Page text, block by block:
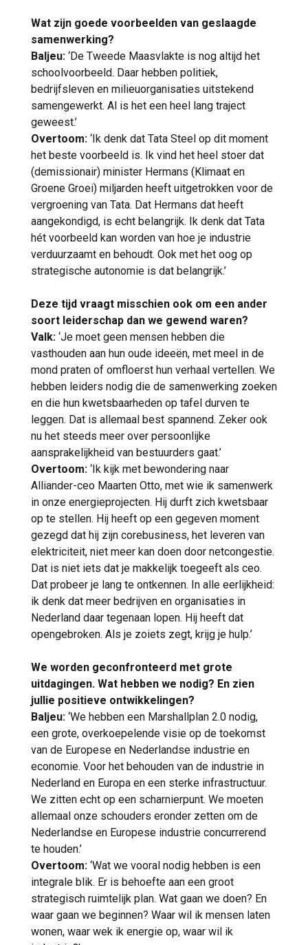
Wat zijn goede voorbeelden van geslaagde
samenwerking?
Baljeu: ‘De Tweede Maasvlakte is nog altijd het
schoolvoorbeeld. Daar hebben politiek,
bedrijfsleven en milieuorganisaties uitstekend
samengewerkt. Al is het een heel lang traject
geweest.’
Overtoom: ‘Ik denk dat Tata Steel op dit moment
het beste voorbeeld is. Ik vind het heel stoer dat
(demissionair) minister Hermans (Klimaat en
Groene Groei) miljarden heeft uitgetrokken voor de
vergroening van Tata. Dat Hermans dat heeft
aangekondigd, is echt belangrijk. Ik denk dat Tata
hét voorbeeld kan worden van hoe je industrie
verduurzaamt en behoudt. Ook met het oog op
strategische autonomie is dat belangrijk.’
Deze tijd vraagt misschien ook om een ander
soort leiderschap dan we gewend waren?
Valk: ‘Je moet geen mensen hebben die
vasthouden aan hun oude ideeën, met meel in de
mond praten of omfloerst hun verhaal vertellen. We
hebben leiders nodig die de samenwerking zoeken
en die hun kwetsbaarheden op tafel durven te
leggen. Dat is allemaal best spannend. Zeker ook
nu het steeds meer over persoonlijke
aansprakelijkheid van bestuurders gaat.’
Overtoom: ‘Ik kijk met bewondering naar
Alliander-ceo Maarten Otto, met wie ik samenwerk
in onze energieprojecten. Hij durft zich kwetsbaar
op te stellen. Hij heeft op een gegeven moment
gezegd dat hij zijn corebusiness, het leveren van
elektriciteit, niet meer kan doen door netcongestie.
Dat is niet iets dat je makkelijk toegeeft als ceo.
Dat probeer je lang te ontkennen. In alle eerlijkheid:
ik denk dat meer bedrijven en organisaties in
Nederland daar tegenaan lopen. Hij heeft dat
opengebroken. Als je zoiets zegt, krijg je hulp.’
We worden geconfronteerd met grote
uitdagingen. Wat hebben we nodig? En zien
jullie positieve ontwikkelingen?
Baljeu: ‘We hebben een Marshallplan 2.0 nodig,
een grote, overkoepelende visie op de toekomst
van de Europese en Nederlandse industrie en
economie. Voor het behouden van de industrie in
Nederland en Europa en een sterke infrastructuur.
We zitten echt op een scharnierpunt. We moeten
allemaal onze schouders eronder zetten om de
Nederlandse en Europese industrie concurrerend
te houden.’
Overtoom: ‘Wat we vooral nodig hebben is een
integrale blik. Er is behoefte aan een groot
strategisch ruimtelijk plan. Wat gaan we doen? En
waar gaan we beginnen? Waar wil ik mensen laten
wonen, waar wek ik energie op, waar wil ik